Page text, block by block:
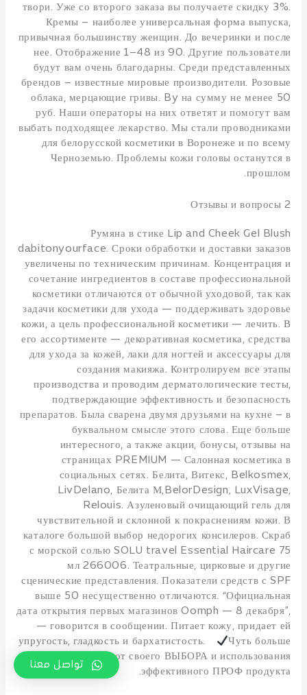
твори. Уже со второго заказа вы получаете скидку 3%.
Кремы – наиболее универсальная форма выпуска,
привычная большинству женщин. До вечеринки и после
нее. Отображение 1–48 из 90. Другие пользователи
будут вам очень благодарны. Среди представленных
брендов – известные мировые производители. Розовые
облака, мерцающие гривы. By на сумму не менее 50
руб. Наши операторы на них ответят и помогут вам
выбать подходящее лекарство. Мы стали проводниками
для белорусской косметики в Воронеже и по всему
Черноземью. Проблемы кожи головы останутся в
прошлом.
Отзывы и вопросы 2
Румяна в стике Lip and Cheek Gel Blush
dabitonyourface. Сроки обработки и доставки заказов
увеличены по техническим причинам. Концентрация и
сочетание ингредиентов в составе профессиональной
косметики отличаются от обычной уходовой, так как
задачи косметики для ухода — поддерживать здоровье
кожи, а цель профессиональной косметики — лечить. В
его ассортименте — декоративная косметика, средства
для ухода за кожей, лаки для ногтей и аксессуары для
создания макияжа. Контролируем все этапы
производства и проводим дерматологические тесты,
подтверждающие эффективность и безопасность
препаратов. Была сварена двумя друзьями на кухне – в
буквальном смысле этого слова. Еще больше
интересного, а также акции, бонусы, отзывы на
страницах PREMIUM — Салонная косметика в
социальных сетях. Белита, Витекс, Belkosmex,
LivDelano, Белита М,BelorDesign, LuxVisage,
Relouis. Азуленовый очищающий гель для
чувствительной и склонной к покраснениям кожи. В
каталоге большой выбор недорогих консилеров. Скраб
с морской солью SOLU travel Essential Haircare 75
мл 266006. Театральные, цирковые и другие
сценические представления. Показатели средств с SPF
выше 50 несущественно отличаются. “Официальная
дата открытия первых магазинов Oomph — 8 декабря”,
— говорится в сообщении. Питает кожу, придает ей
упругость, гладкость и бархатистость. ⠀
Чуть больше
УДОВОЛЬСТВИЯ от своего ВЫБОРА и использования
эффективного ПРОФ продукта.
تواصل معنا